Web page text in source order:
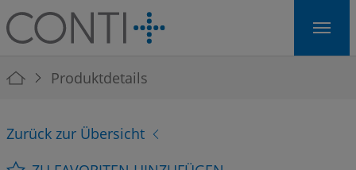
Skip to main navigation
Skip to main content
Skip to page footer
You are here:
Produktdetails
Zurück zur Übersicht